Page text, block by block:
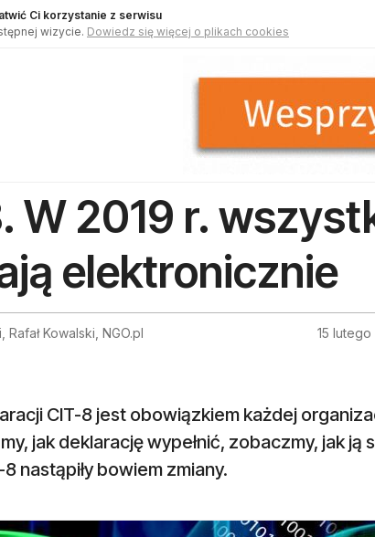
Ci korzystanie z serwisu
wizycie. Dowiedz się więcej o plikach cookies
W 2019 r.
elektronicznie
Kowalski, NGO.pl 15 lutego
CIT-8 jest obowiązkiem każdej
jak deklarację wypełnić, zobaczmy, jak ją
8 nastąpiły bowiem zmiany.